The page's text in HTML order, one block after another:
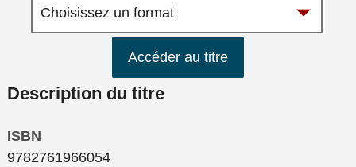
Accéder au titre
Description du titre
ISBN
9782761966054